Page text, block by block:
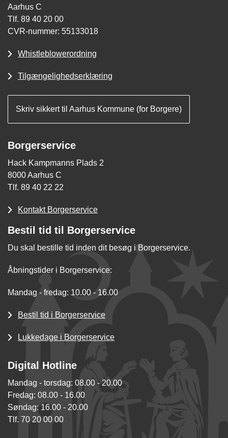
Aarhus C
Tlf. 89 40 20 00
CVR-nummer: 55133018
Whistleblowerordning
Tilgængelighedserklæring
Skriv sikkert til Aarhus Kommune (for Borgere)
Borgerservice
Hack Kampmanns Plads 2
8000 Aarhus C
Tlf. 89 40 22 22
Kontakt Borgerservice
Bestil tid til Borgerservice
Du skal bestille tid inden dit besøg i Borgerservice.
Åbningstider i Borgerservice:
Mandag - fredag: 10.00 - 16.00
Bestil tid i Borgerservice
Lukkedage i Borgerservice
Digital Hotline
Mandag - torsdag: 08.00 - 20.00
Fredag: 08.00 - 16.00
Søndag: 16.00 - 20.00
Tlf. 70 20 00 00